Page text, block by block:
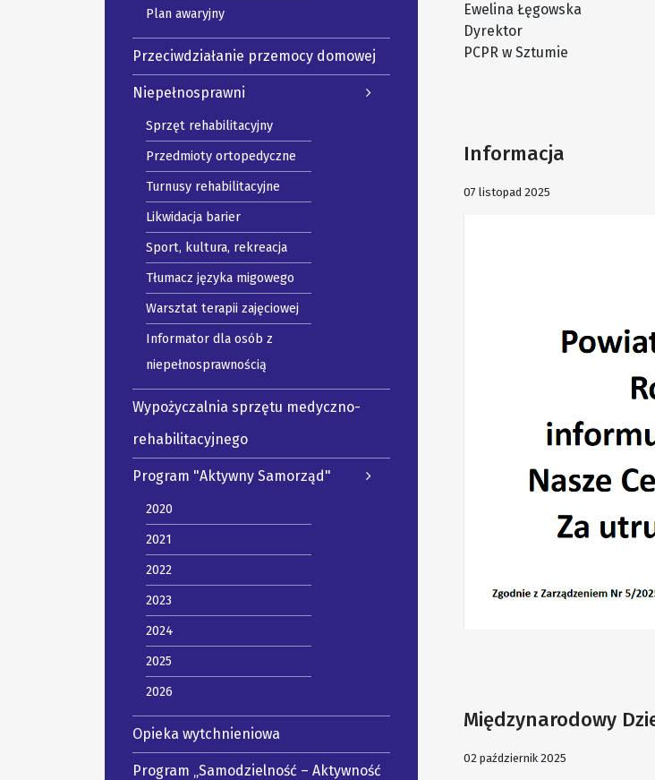
Plan awaryjny
Przeciwdziałanie przemocy domowej
Niepełnosprawni
Sprzęt rehabilitacyjny
Przedmioty ortopedyczne
Turnusy rehabilitacyjne
Likwidacja barier
Sport, kultura, rekreacja
Tłumacz języka migowego
Warsztat terapii zajęciowej
Informator dla osób z
niepełnosprawnością
Wypożyczalnia sprzętu medyczno-
rehabilitacyjnego
Program "Aktywny Samorząd"
2020
2021
2022
2023
2024
2025
2026
Opieka wytchnieniowa
Program „Samodzielność – Aktywność
Ewelina Łęgowska
Dyrektor
PCPR w Sztumie
Informacja
07 listopad 2025
Międzynarodowy
02 październik 2025